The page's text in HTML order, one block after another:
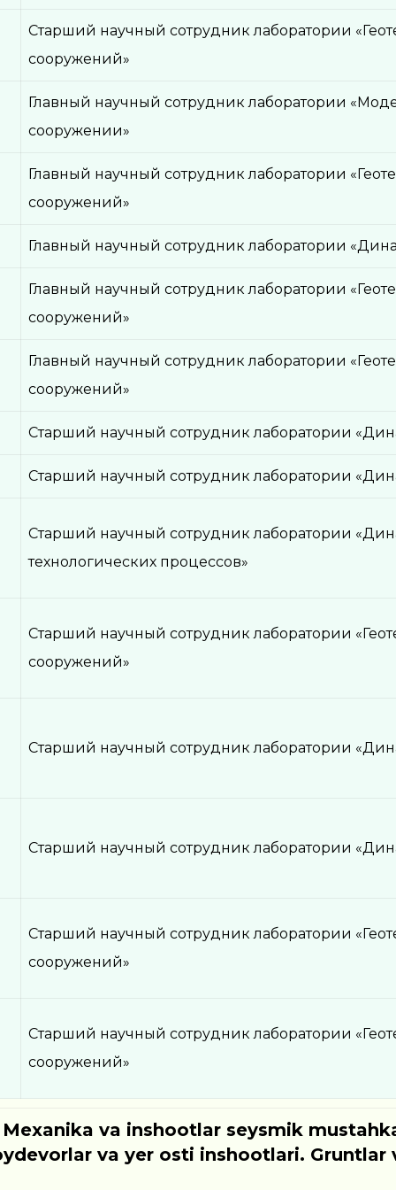
Старший научный сотрудник лаборатории
сооружений»
Главный научный сотрудник лаборатории
сооружении»
Главный научный сотрудник лаборатории
сооружений»
Главный научный сотрудник лаборатории
Главный научный сотрудник лаборатории
сооружений»
Главный научный сотрудник лаборатории
сооружений»
Старший научный сотрудник лаборатории
Старший научный сотрудник лаборатории
Старший научный сотрудник лаборатории
технологических процессов»
Старший научный сотрудник лаборатории
сооружений»
Старший научный сотрудник лаборатории
Старший научный сотрудник лаборатории
Старший научный сотрудник лаборатории
сооружений»
Старший научный сотрудник лаборатории
сооружений»
Mexanika va inshootlar seysmik
va yer osti inshootlari.